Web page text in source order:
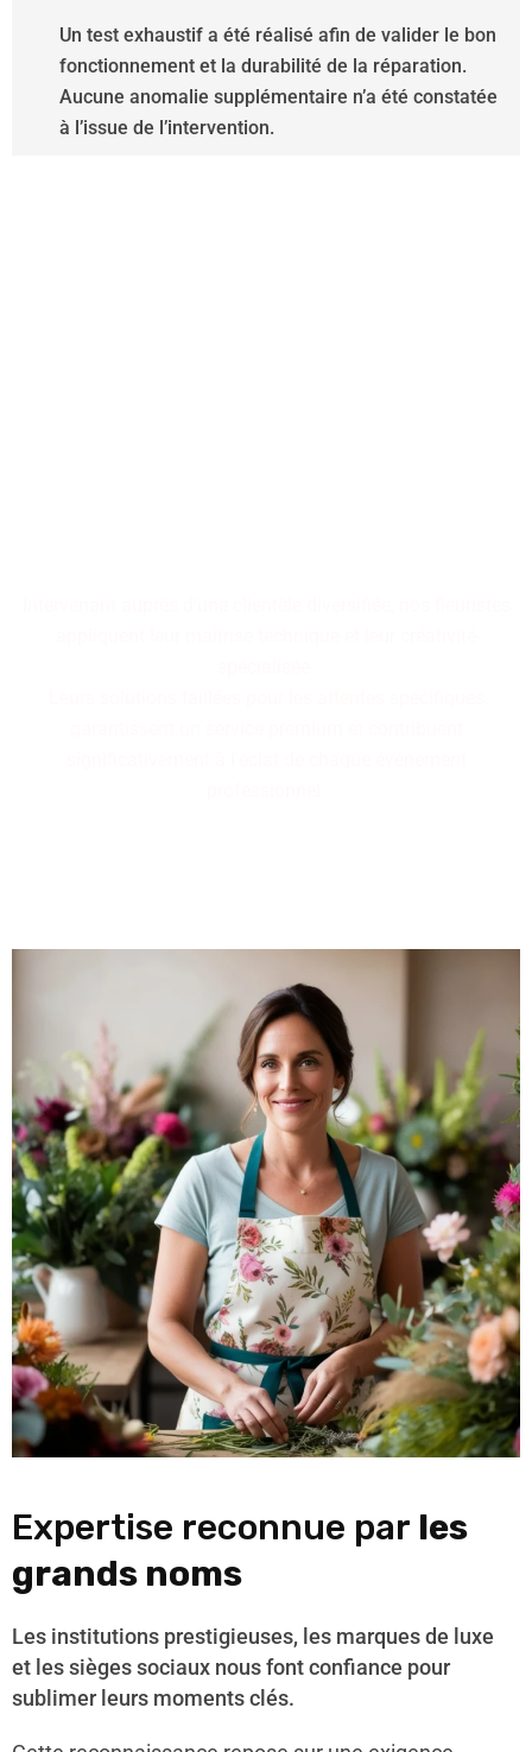
Un test exhaustif a été réalisé afin de valider le bon
fonctionnement et la durabilité de la réparation.
Aucune anomalie supplémentaire n’a été constatée
à l’issue de l’intervention.
Expertise reconnue par les
grands noms
Les institutions prestigieuses, les marques de luxe
et les sièges sociaux nous font confiance pour
sublimer leurs moments clés.